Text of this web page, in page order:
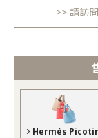
請訪
Hermès